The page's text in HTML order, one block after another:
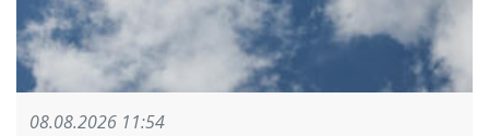
08.08.2026 11:54